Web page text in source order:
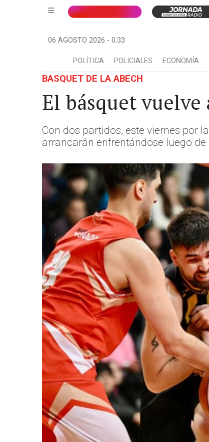
06 AGOSTO 2026 - 0:33
POLÍTICA POLICIALES ECONOMÍA
BASQUET DE LA ABECH
El básquet vuelve
Con dos partidos, este viernes por
arrancarán enfrentándose luego